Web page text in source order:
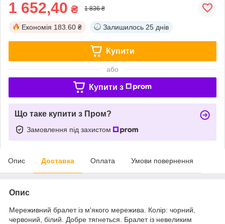
1 652,40 ₴ 1 836 ₴
Економія 183.60 ₴ Залишилось 25 днів
Купити
або
Купити з
Що таке купити з Пром?
Замовлення під захистом
Опис Доставка Оплата Умови повернення
Опис
Мереживний бралет із м'якого мережива. Колір: чорний,
червоний, білий. Добре тягнеться. Бралет із невеликим